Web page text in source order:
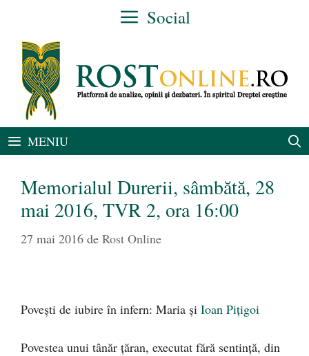
conținut
Social
MENIU
Memorialul Durerii, sâmbătă, 28
mai 2016, TVR 2, ora 16:00
27 mai 2016 de Rost Online
Poveşti de iubire în infern: Maria şi Ioan Piţigoi
Povestea unui tânăr ţăran, executat fără sentinţă, din